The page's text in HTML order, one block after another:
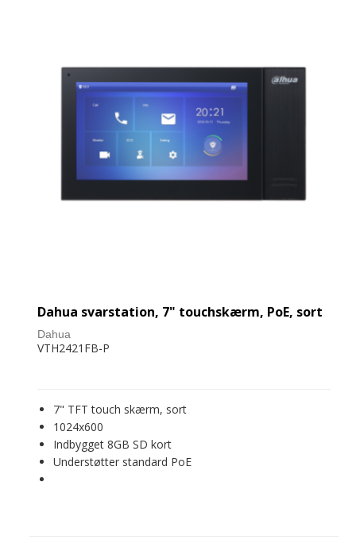
Dahua svarstation, 7" touchskærm, PoE, sort
Dahua
VTH2421FB-P
7" TFT touch skærm, sort
1024x600
Indbygget 8GB SD kort
Understøtter standard PoE